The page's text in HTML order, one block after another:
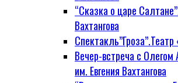
“Сказка о царе
Вахтангова
Вечер-встреча с
им. Евгения Вахтангова